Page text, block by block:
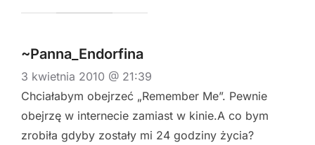
~Panna_Endorfina
3 kwietnia 2010 @ 21:39
Chciałabym obejrzeć „Remember Me”. Pewnie
obejrzę w internecie zamiast w kinie.A co bym
zrobiła gdyby zostały mi 24 godziny życia?